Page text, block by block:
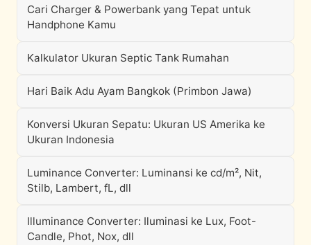
Cari Charger & Powerbank yang Tepat untuk
Handphone Kamu
Kalkulator Ukuran Septic Tank Rumahan
Hari Baik Adu Ayam Bangkok (Primbon Jawa)
Konversi Ukuran Sepatu: Ukuran US Amerika ke
Ukuran Indonesia
Luminance Converter: Luminansi ke cd/m², Nit,
Stilb, Lambert, fL, dll
Illuminance Converter: Iluminasi ke Lux, Foot-
Candle, Phot, Nox, dll